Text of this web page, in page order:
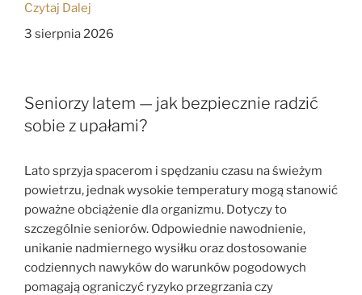
Czytaj Dalej
3 sierpnia 2026
Seniorzy latem — jak bezpiecznie radzić
sobie z upałami?
Lato sprzyja spacerom i spędzaniu czasu na świeżym
powietrzu, jednak wysokie temperatury mogą stanowić
poważne obciążenie dla organizmu. Dotyczy to
szczególnie seniorów. Odpowiednie nawodnienie,
unikanie nadmiernego wysiłku oraz dostosowanie
codziennych nawyków do warunków pogodowych
pomagają ograniczyć ryzyko przegrzania czy